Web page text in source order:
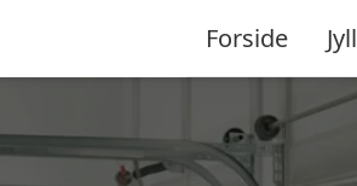
Forside